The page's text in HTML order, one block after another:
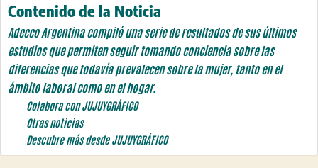
Contenido de la Noticia
Adecco Argentina compiló una serie de resultados de sus últimos
estudios que permiten seguir tomando conciencia sobre las
diferencias que todavía prevalecen sobre la mujer, tanto en el
ámbito laboral como en el hogar.
Colabora con JUJUYGRÁFICO
Otras noticias
Descubre más desde JUJUYGRÁFICO